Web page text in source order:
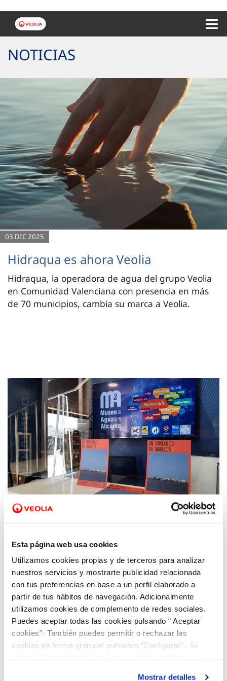
Esta página web usa cookies
Utilizamos cookies propias y de terceros para analizar
nuestros servicios y mostrarte publicidad relacionada
con tus preferencias en base a un perfil elaborado a
partir de tus hábitos de navegación. Adicionalmente
utilizamos cookies de complemento de redes sociales.
Puedes aceptar todas las cookies pulsando “ Aceptar
cookies”· También puedes permitir o rechazar las
cookies de forma granular pulsando “Configurar”. Si
Mostrar detalles
NOTICIAS
03 DIC 2025
Hidraqua es ahora Veolia
Hidraqua, la operadora de agua del grupo Veolia
en Comunidad Valenciana con presencia en más
de 70 municipios, cambia su marca a Veolia.
02 JUN 2022
organizan más de 40 actividades para
celebrar el Día Mundial del Medio Ambiente
en la Comunitat Valenciana